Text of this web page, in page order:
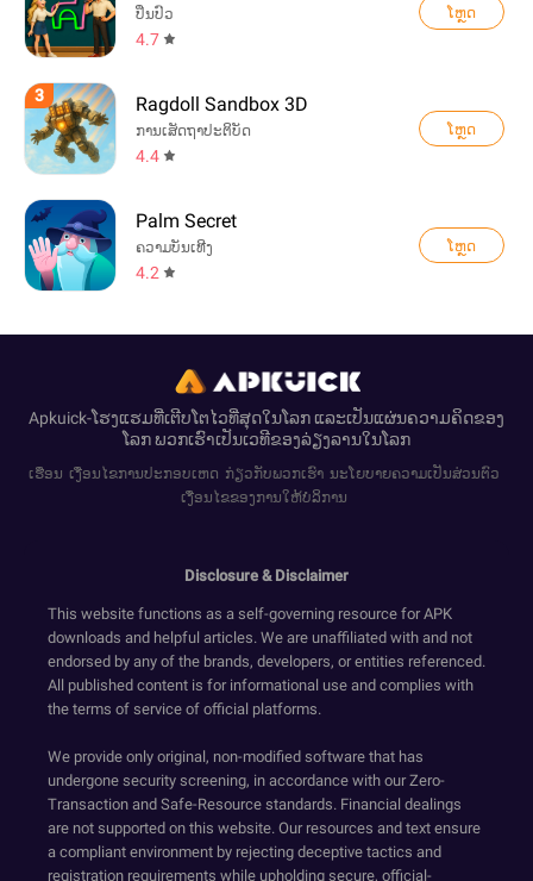
ປິ່ນປົວ
4.7
ໂຫຼດ
3 Ragdoll Sandbox 3D
ການເສັດຖາປະຕິບັດ
4.4
ໂຫຼດ
Palm Secret
ຄວາມບັນເທີງ
4.2
ໂຫຼດ
Apkuick-ໂຮງແຮມທີ່ເຕີບໂຕໄວທີ່ສຸດໃນໂລກ ແລະເປັນແຜ່ນຄວາມຄິດຂອງ
ໂລກ ພວກເຮົາເປັນເວທີຂອງລ່ຽງລານໃນໂລກ
ເຮືອນ ເງື່ອນໄຂການປະກອບເຫດ ກ່ຽວກັບພວກເຮົາ ນະໂຍບາຍຄວາມເປັນສ່ວນຕົວ
ເງື່ອນໄຂຂອງການໃຫ້ບໍລິການ
Disclosure & Disclaimer
This website functions as a self-governing resource for APK
downloads and helpful articles. We are unaffiliated with and not
endorsed by any of the brands, developers, or entities referenced.
All published content is for informational use and complies with
the terms of service of official platforms.
We provide only original, non-modified software that has
undergone security screening, in accordance with our Zero-
Transaction and Safe-Resource standards. Financial dealings
are not supported on this website. Our resources and text ensure
a compliant environment by rejecting deceptive tactics and
registration requirements while upholding secure, official-